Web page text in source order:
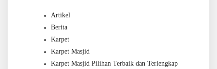
Artikel
Berita
Karpet
Karpet Masjid
Karpet Masjid Pilihan Terbaik dan Terlengkap